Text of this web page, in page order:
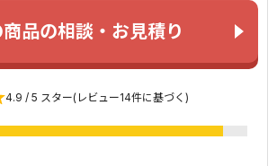
商品の相談・お見積り
4.9 / 5 スター(レビュー14件に基づく)